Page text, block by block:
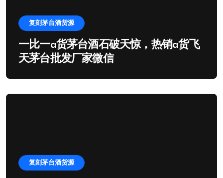
复刻茅台酒货源
一比一a货茅台酒石破天惊，热销a货飞
天茅台批发厂家微信
复刻茅台酒货源